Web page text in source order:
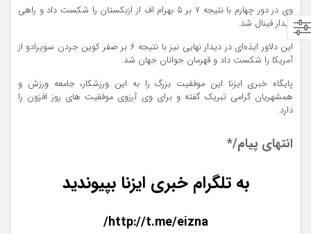
وی در دور چهارم با نتيجه ٧ بر ٥ بهرام اف از ازبكستان را شكست داد و راهي
ديدار فينال شد.
این دلاور ايذه‌اي در دیدار نهایی نیز با نتيجه ٦ بر صفر كوين جردن سويرادو از
آمريكا را شكست داد و قهرمان جوانان جهان شد.
پایگاه خبری ایزنا این موفقیت بزرگ را به این ورزشکار، جامعه ورزش و
همشهریان گرامی تبریک گفته و برای وی آرزوی موفقیت های روز افزون را
دارد.
انتهای پیام/*
به تلگرام خبری ایزنا بپیوندید
http://t.me/eizna/